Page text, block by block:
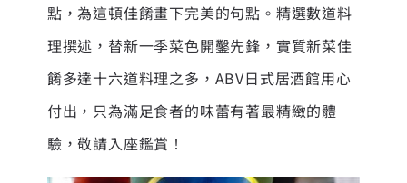
點，為這頓佳餚畫下完美的句點。精選數道料
理撰述，替新一季菜色開鑿先鋒，實質新菜佳
餚多達十六道料理之多，ABV日式居酒館用心
付出，只為滿足食者的味蕾有著最精緻的體
驗，敬請入座鑑賞！